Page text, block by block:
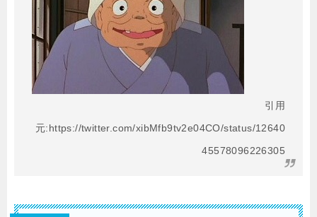
引用
元:https://twitter.com/xibMfb9tv2e04CO/status/12640
45578096226305